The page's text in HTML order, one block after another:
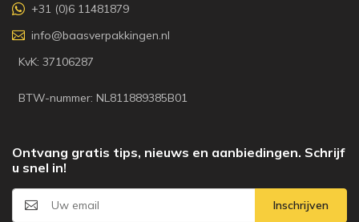
+31 (0)6 11481879
info@baasverpakkingen.nl
KvK: 37106287
BTW-nummer: NL811889385B01
Ontvang gratis tips, nieuws en aanbiedingen. Schrijf
u snel in!
Inschrijven